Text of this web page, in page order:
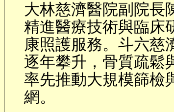
大林慈濟醫院副院長
精進醫療技術與臨床
康照護服務。斗六慈
逐年攀升，骨質疏鬆
率先推動大規模篩檢
網。